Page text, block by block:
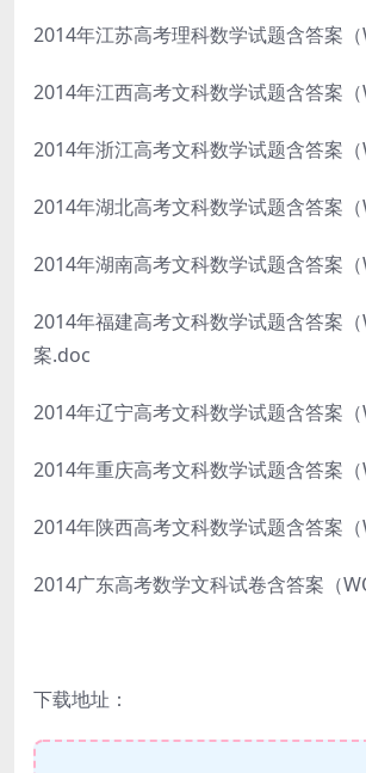
2014年江苏高考理科数学试题含答案
2014年江西高考文科数学试题含答案
2014年浙江高考文科数学试题含答案
2014年湖北高考文科数学试题含答案
2014年湖南高考文科数学试题含答案
2014年福建高考文科数学试题含答案（
案.doc
2014年辽宁高考文科数学试题含答案
2014年重庆高考文科数学试题含答案
2014年陕西高考文科数学试题含答案
2014广东高考数学文科试卷含答案（
下载地址：